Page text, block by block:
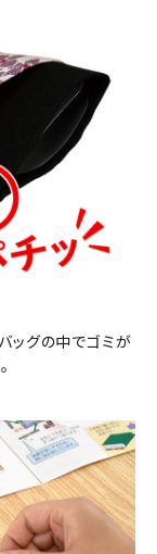
ッグの中でゴミが